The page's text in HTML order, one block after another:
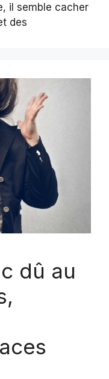
il semble cacher
des
dû au